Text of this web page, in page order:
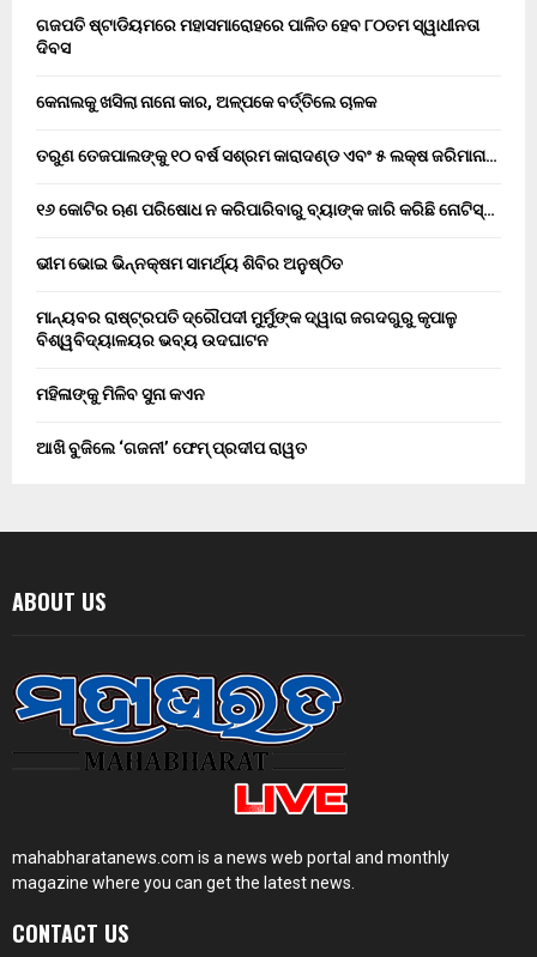
ଗଜପତି ଷ୍ଟାଡିୟମରେ ମହାସମାରୋହରେ ପାଳିତ ହେବ ୮୦ତମ ସ୍ୱାଧୀନତା
ଦିବସ
କେନାଲକୁ ଖସିଲା ନାନୋ କାର, ଅଳ୍ପକେ ବର୍ତ୍ତିଲେ ଚାଳକ
ତରୁଣ ତେଜପାଲଙ୍କୁ ୧୦ ବର୍ଷ ସଶ୍ରମ କାରାଦଣ୍ଡ ଏବଂ ₹୫ ଲକ୍ଷ ଜରିମାନା…
୧୬ କୋଟିର ଋଣ ପରିଷୋଧ ନ କରିପାରିବାରୁ ବ୍ୟାଙ୍କ ଜାରି କରିଛି ନୋଟିସ୍…
ଭୀମ ଭୋଇ ଭିନ୍ନକ୍ଷମ ସାମର୍ଥ୍ୟ ଶିବିର ଅନୁଷ୍ଠିତ
ମାନ୍ୟବର ରାଷ୍ଟ୍ରପତି ଦ୍ରୌପଦୀ ମୁର୍ମୁଙ୍କ ଦ୍ୱାରା ଜଗଦଗୁରୁ କୃପାଳୁ
ବିଶ୍ୱବିଦ୍ୟାଳୟର ଭବ୍ୟ ଉଦଘାଟନ
ମହିଳାଙ୍କୁ ମିଳିବ ସୁନା କଏନ
ଆଖି ବୁଜିଲେ ‘ଗଜନୀ’ ଫେମ୍ ପ୍ରଦୀପ ରାୱତ
ABOUT US
mahabharatanews.com is a news web portal and monthly
magazine where you can get the latest news.
CONTACT US